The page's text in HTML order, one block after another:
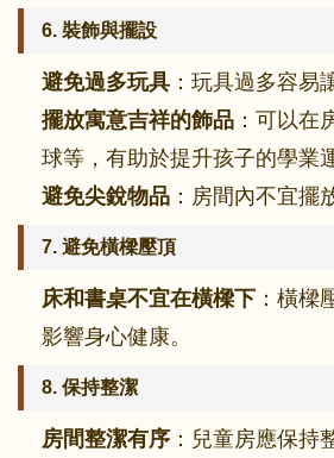
6. 裝飾與擺設
避免過多玩具 ：玩具過多容易
擺放寓意吉祥的飾品 ：可以在
球等，有助於提升孩子的學業
避免尖銳物品 ：房間內不宜擺
7. 避免橫樑壓頂
床和書桌不宜在橫樑下 ：橫樑
影響身心健康。
8. 保持整潔
房間整潔有序 ：兒童房應保